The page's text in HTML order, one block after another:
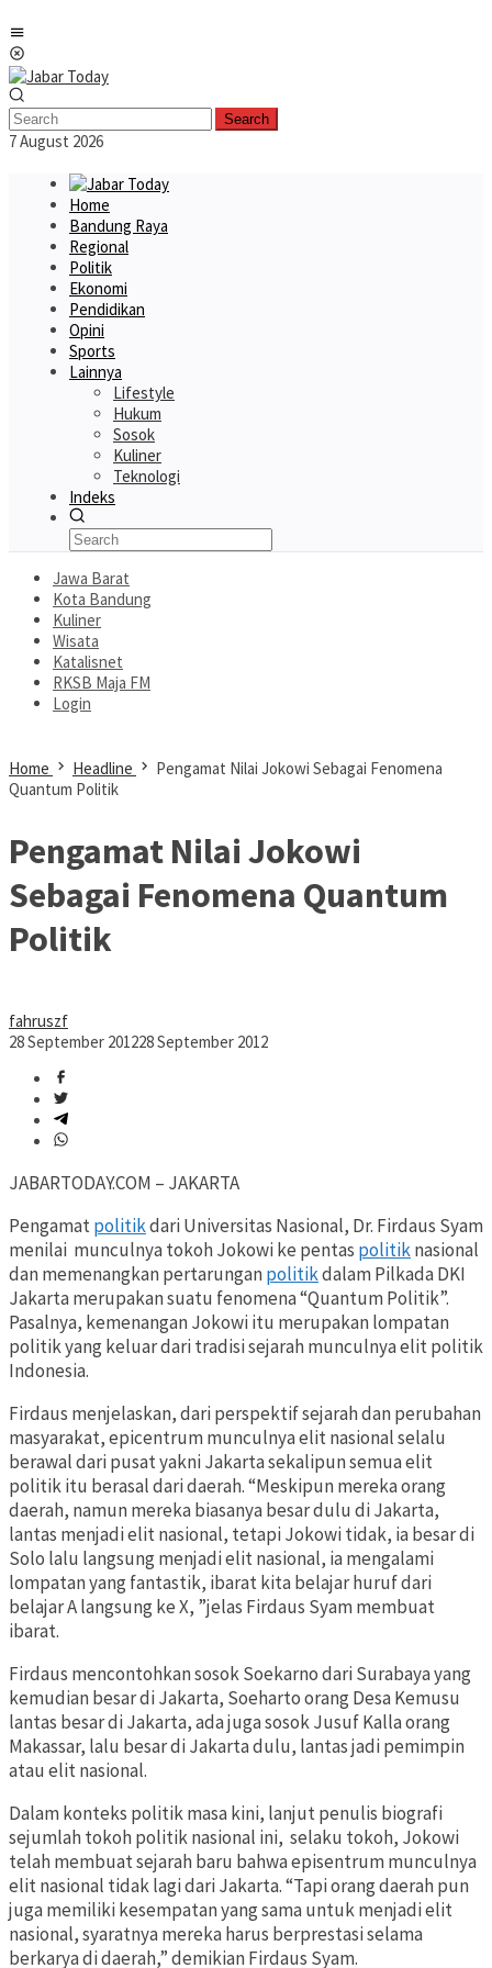
to
content
Search
7 August 2026
Home
Bandung Raya
Regional
Politik
Ekonomi
Pendidikan
Opini
Sports
Lainnya
Lifestyle
Hukum
Sosok
Kuliner
Teknologi
Indeks
Jawa Barat
Kota Bandung
Kuliner
Wisata
Katalisnet
RKSB Maja FM
Login
Home Headline
Pengamat Nilai Jokowi Sebagai Fenomena
Quantum Politik
Pengamat Nilai Jokowi
Sebagai Fenomena Quantum
Politik
fahruszf
28 September 201228 September 2012
JABARTODAY.COM – JAKARTA
Pengamatpolitikdari Universitas Nasional, Dr. Firdaus Syam
menilai munculnya tokoh Jokowi ke pentas politiknasional
dan memenangkan pertarunganpolitikdalam Pilkada DKI
Jakarta merupakan suatu fenomena “Quantum Politik”.
Pasalnya, kemenangan Jokowi itu merupakan lompatan
politik yang keluar dari tradisi sejarah munculnya elit politik
Indonesia.
Firdaus menjelaskan, dari perspektif sejarah dan perubahan
masyarakat, epicentrum munculnya elit nasional selalu
berawal dari pusat yakni Jakarta sekalipun semua elit
politik itu berasal dari daerah. “Meskipun mereka orang
daerah, namun mereka biasanya besar dulu di Jakarta,
lantas menjadi elit nasional, tetapi Jokowi tidak, ia besar di
Solo lalu langsung menjadi elit nasional, ia mengalami
lompatan yang fantastik, ibarat kita belajar huruf dari
belajar A langsung ke X, ”jelas Firdaus Syam membuat
ibarat.
Firdaus mencontohkan sosok Soekarno dari Surabaya yang
kemudian besar di Jakarta, Soeharto orang Desa Kemusu
lantas besar di Jakarta, ada juga sosok Jusuf Kalla orang
Makassar, lalu besar di Jakarta dulu, lantas jadi pemimpin
atau elit nasional.
Dalam konteks politik masa kini, lanjut penulis biografi
sejumlah tokoh politik nasional ini, selaku tokoh, Jokowi
telah membuat sejarah baru bahwa episentrum munculnya
elit nasional tidak lagi dari Jakarta. “Tapi orang daerah pun
juga memiliki kesempatan yang sama untuk menjadi elit
nasional, syaratnya mereka harus berprestasi selama
berkarya di daerah,” demikian Firdaus Syam.